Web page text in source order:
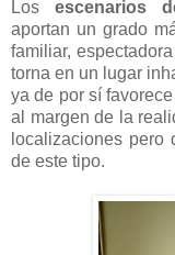
Los escenarios
aportan un grado
familiar,
torna en un lugar
ya de por sí
al margen de la
localizaciones
de este tipo.